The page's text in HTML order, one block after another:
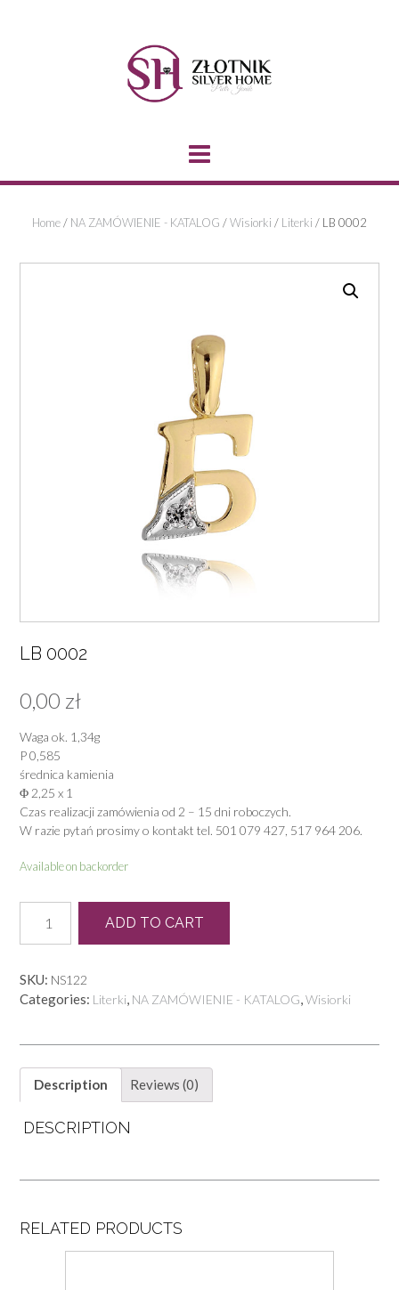
Home/ NA ZAMÓWIENIE - KATALOG /Wisiorki / Literki / LB 0002
LB 0002
0,00 zł
Waga ok. 1,34g
P 0,585
średnica kamienia
Φ 2,25 x 1
Czas realizacji zamówienia od 2 – 15 dni roboczych.
W razie pytań prosimy o kontakt tel. 501 079 427, 517 964 206.
Available on backorder
0002
quantity
ADD TO CART
SKU: NS122
Categories: Literki, NA ZAMÓWIENIE - KATALOG,Wisiorki
Description Reviews (0)
DESCRIPTION
RELATED PRODUCTS